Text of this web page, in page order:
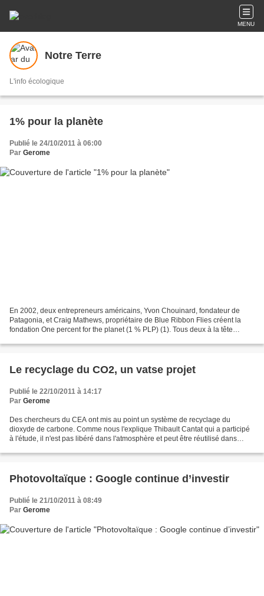
MENU
Notre Terre
L'info écologique
1% pour la planète
Publié le 24/10/2011 à 06:00
Par Gerome
En 2002, deux entrepreneurs américains, Yvon Chouinard, fondateur de
Patagonia, et Craig Mathews, propriétaire de Blue Ribbon Flies créent la
fondation One percent for the planet (1 % PLP) (1). Tous deux à la tête
Le recyclage du CO2, un vatse projet
Publié le 22/10/2011 à 14:17
Par Gerome
Des chercheurs du CEA ont mis au point un système de recyclage du
dioxyde de carbone. Comme nous l'explique Thibault Cantat qui a participé
à l'étude, il n'est pas libéré dans l'atmosphère et peut être réutilisé dans
Photovoltaïque : Google continue d’investir
Publié le 21/10/2011 à 08:49
Par Gerome